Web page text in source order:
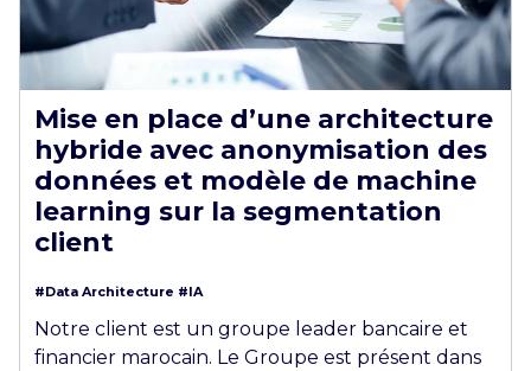
Mise en place d’une architecture
hybride avec anonymisation des
données et modèle de machine
learning sur la segmentation
client
#Data Architecture #IA
Notre client est un groupe leader bancaire et
financier marocain. Le Groupe est présent dans